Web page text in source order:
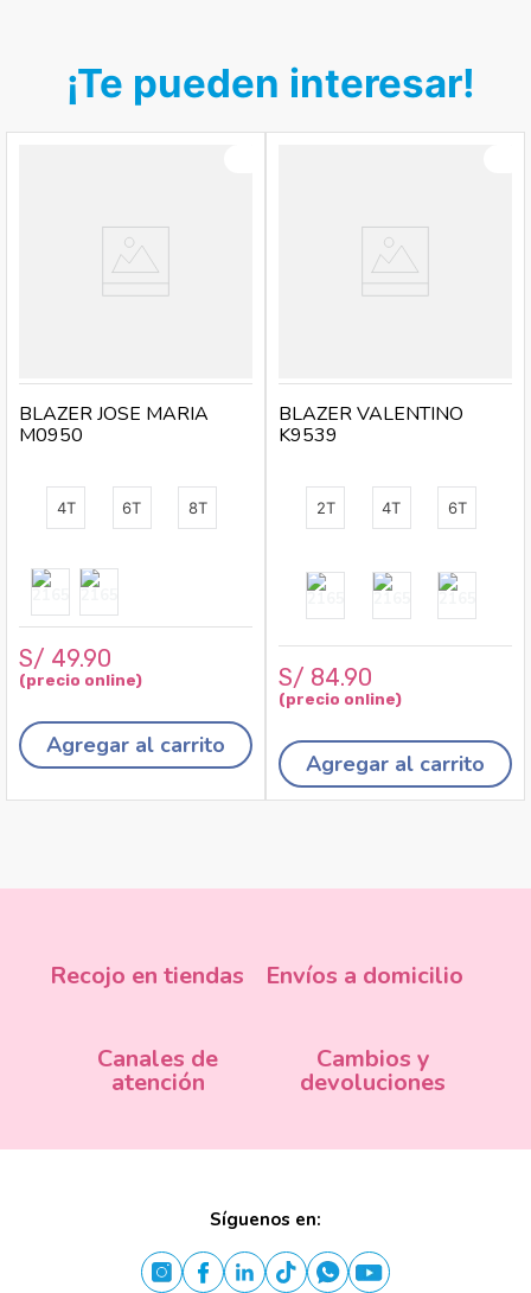
¡Te pueden interesar!
4T 6T 8T
BLAZER JOSE MARIA
M0950
S/ 49.90
Agregar al carrito
2T 4T 6T
BLAZER VALENTINO
K9539
S/ 84.90
Agregar al carrito
Recojo en tiendas Envíos a domicilio
Canales de
atención
Cambios y
devoluciones
Síguenos en: